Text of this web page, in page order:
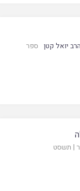
הרב יואל קטן ספר
| תשסט